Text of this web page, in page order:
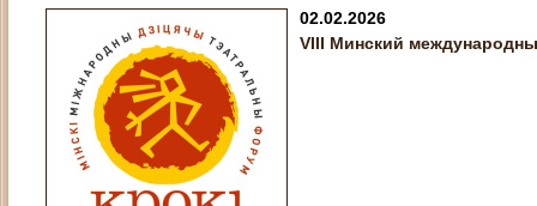
02.02.2026
VIII Минский